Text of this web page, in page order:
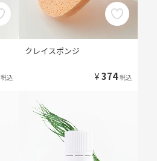
税込
クレイスポンジ
¥374 税込